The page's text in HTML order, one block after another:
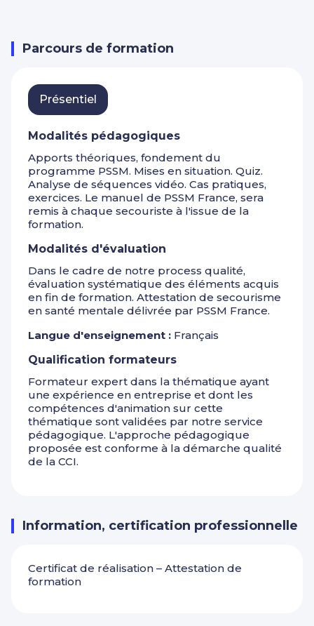
Présentation des troubles liés à l’utilisation de
substances :
- Interventions.
Action 1 pour l’utilisation de substances.
Crise liée à l’utilisation de substances.
Urgence médicale.
PSSM pour l’utilisation des substances (suite).
Parcours de formation
Présentiel
Modalités pédagogiques
Apports théoriques, fondement du
programme PSSM. Mises en situation. Quiz.
Analyse de séquences vidéo. Cas pratiques,
exercices. Le manuel de PSSM France, sera
remis à chaque secouriste à l'issue de la
formation.
Modalités d'évaluation
Dans le cadre de notre process qualité,
évaluation systématique des éléments acquis
en fin de formation. Attestation de secourisme
en santé mentale délivrée par PSSM France.
Langue d'enseignement : Français
Qualification formateurs
Formateur expert dans la thématique ayant
une expérience en entreprise et dont les
compétences d'animation sur cette
thématique sont validées par notre service
pédagogique. L'approche pédagogique
proposée est conforme à la démarche qualité
de la CCI.
Information, certification professionnelle
Certificat de réalisation – Attestation de
formation